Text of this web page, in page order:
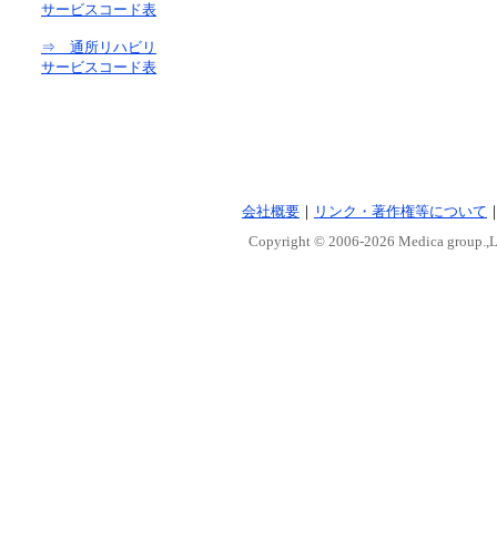
サービスコード表
⇒ 通所リハビリ
サービスコード表
会社概要 ｜ リンク・著作権等について
Copyright © 2006-2026 Medica